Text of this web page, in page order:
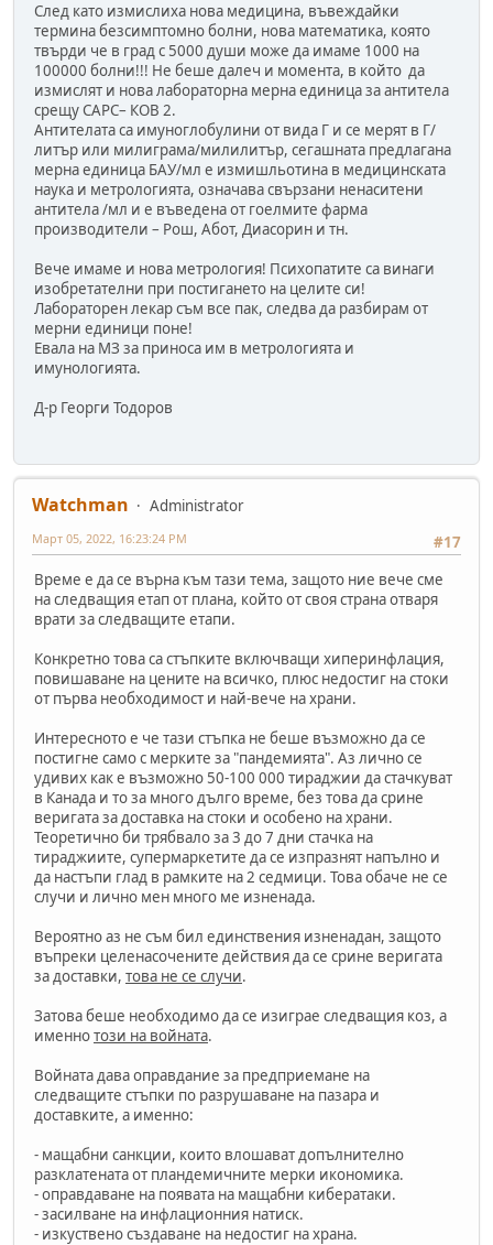
След като измислиха нова медицина, въвеждайки
термина безсимптомно болни, нова математика, която
твърди че в град с 5000 души може да имаме 1000 на
100000 болни!!! Не беше далеч и момента, в който да
измислят и нова лабораторна мерна единица за антитела
срещу САРС– КОВ 2.
Антителата са имуноглобулини от вида Г и се мерят в Г/
литър или милиграма/милилитър, сегашната предлагана
мерна единица БАУ/мл е измишльотина в медицинската
наука и метрологията, означава свързани ненаситени
антитела /мл и е въведена от гоелмите фарма
производители – Рош, Абот, Диасорин и тн.
Вече имаме и нова метрология! Психопатите са винаги
изобретателни при постигането на целите си!
Лабораторен лекар съм все пак, следва да разбирам от
мерни единици поне!
Евала на МЗ за приноса им в метрологията и
имунологията.
Д-р Георги Тодоров
Watchman
Administrator
#17
Март 05, 2022, 16:23:24 PM
Време е да се върна към тази тема, защото ние вече сме
на следващия етап от плана, който от своя страна отваря
врати за следващите етапи.
Конкретно това са стъпките включващи хиперинфлация,
повишаване на цените на всичко, плюс недостиг на стоки
от първа необходимост и най-вече на храни.
Интересното е че тази стъпка не беше възможно да се
постигне само с мерките за "пандемията". Аз лично се
удивих как е възможно 50-100 000 тираджии да стачкуват
в Канада и то за много дълго време, без това да срине
веригата за доставка на стоки и особено на храни.
Теоретично би трябвало за 3 до 7 дни стачка на
тираджиите, супермаркетите да се изпразнят напълно и
да настъпи глад в рамките на 2 седмици. Това обаче не се
случи и лично мен много ме изненада.
Вероятно аз не съм бил единствения изненадан, защото
въпреки целенасочените действия да се срине веригата
за доставки, това не се случи.
Затова беше необходимо да се изиграе следващия коз, а
именнотози на войната.
Войната дава оправдание за предприемане на
следващите стъпки по разрушаване на пазара и
доставките, а именно:
- мащабни санкции, които влошават допълнително
разклатената от пландемичните мерки икономика.
- оправдаване на появата на мащабни кибератаки.
- засилване на инфлационния натиск.
- изкуствено създаване на недостиг на храна.